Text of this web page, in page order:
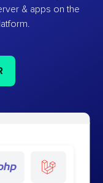
& apps on the